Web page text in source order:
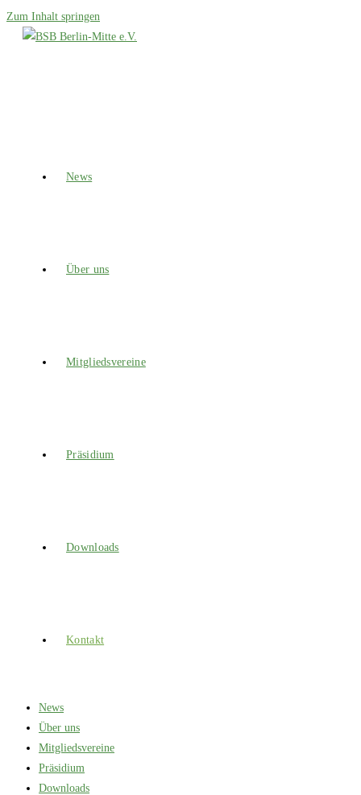
Zum Inhalt springen
News
Über uns
Mitgliedsvereine
Präsidium
Downloads
Kontakt
News
Über uns
Mitgliedsvereine
Präsidium
Downloads